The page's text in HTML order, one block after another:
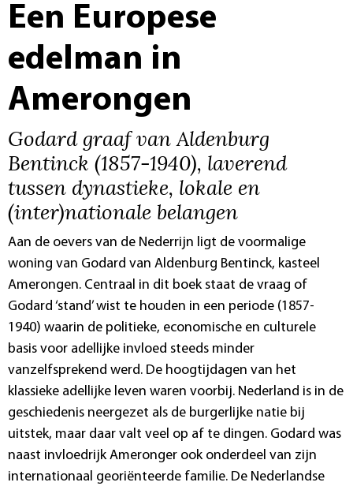
Een Europese
edelman in
Amerongen
Godard graaf van Aldenburg
Bentinck (1857-1940), laverend
tussen dynastieke, lokale en
(inter)nationale belangen
Aan de oevers van de Nederrijn ligt de voormalige
woning van Godard van Aldenburg Bentinck, kasteel
Amerongen. Centraal in dit boek staat de vraag of
Godard ‘stand’ wist te houden in een periode (1857-
1940) waarin de politieke, economische en culturele
basis voor adellijke invloed steeds minder
vanzelfsprekend werd. De hoogtijdagen van het
klassieke adellijke leven waren voorbij. Nederland is in de
geschiedenis neergezet als de burgerlijke natie bij
uitstek, maar daar valt veel op af te dingen. Godard was
naast invloedrijk Ameronger ook onderdeel van zijn
internationaal georiënteerde familie. De Nederlandse